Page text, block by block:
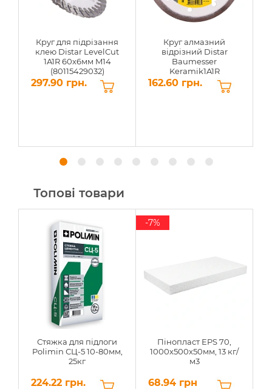
Круг для підрізання
клею Distar LevelCut
1A1R 60x6мм M14
(80115429032)
297.90 грн.
Круг алмазний
відрізний Distar
Baumesser
Keramik1A1R
115x1,4x8x22,23мм
(91315095009)
162.60 грн.
Топові товари
Стяжка для підлоги
Polimin СЦ-5 10-80мм,
25кг
224.22 грн.
Пінопласт EPS 70,
1000х500х50мм, 13 кг/
м3
68.94 грн
-7%